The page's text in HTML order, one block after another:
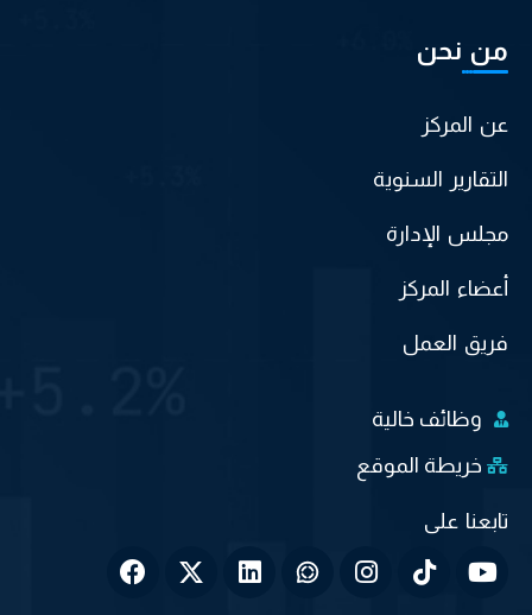
من نحن
عن المركز
التقارير السنوية
مجلس الإدارة
أعضاء المركز
فريق العمل
وظائف خالية
خريطة الموقع